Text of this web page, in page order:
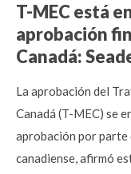
T-MEC está
aprobación
Canadá:
La aprobación del
Canadá (T-MEC) se
aprobación por parte
canadiense, afirmó